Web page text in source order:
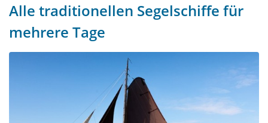
Alle traditionellen Segelschiffe für
mehrere Tage